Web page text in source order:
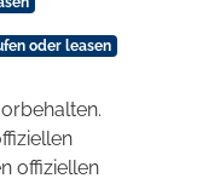
oder leasen
offiziellen